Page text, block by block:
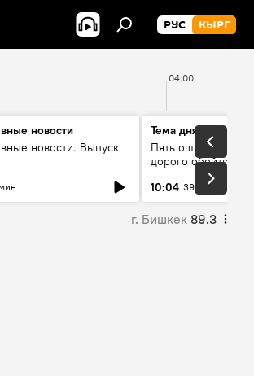
РУС КЫРГ
04:00
новости
новости. Выпуск
Тема дня
Пять ошибок
дорого обойтись
10:04 39 мин
г. Бишкек 89.3